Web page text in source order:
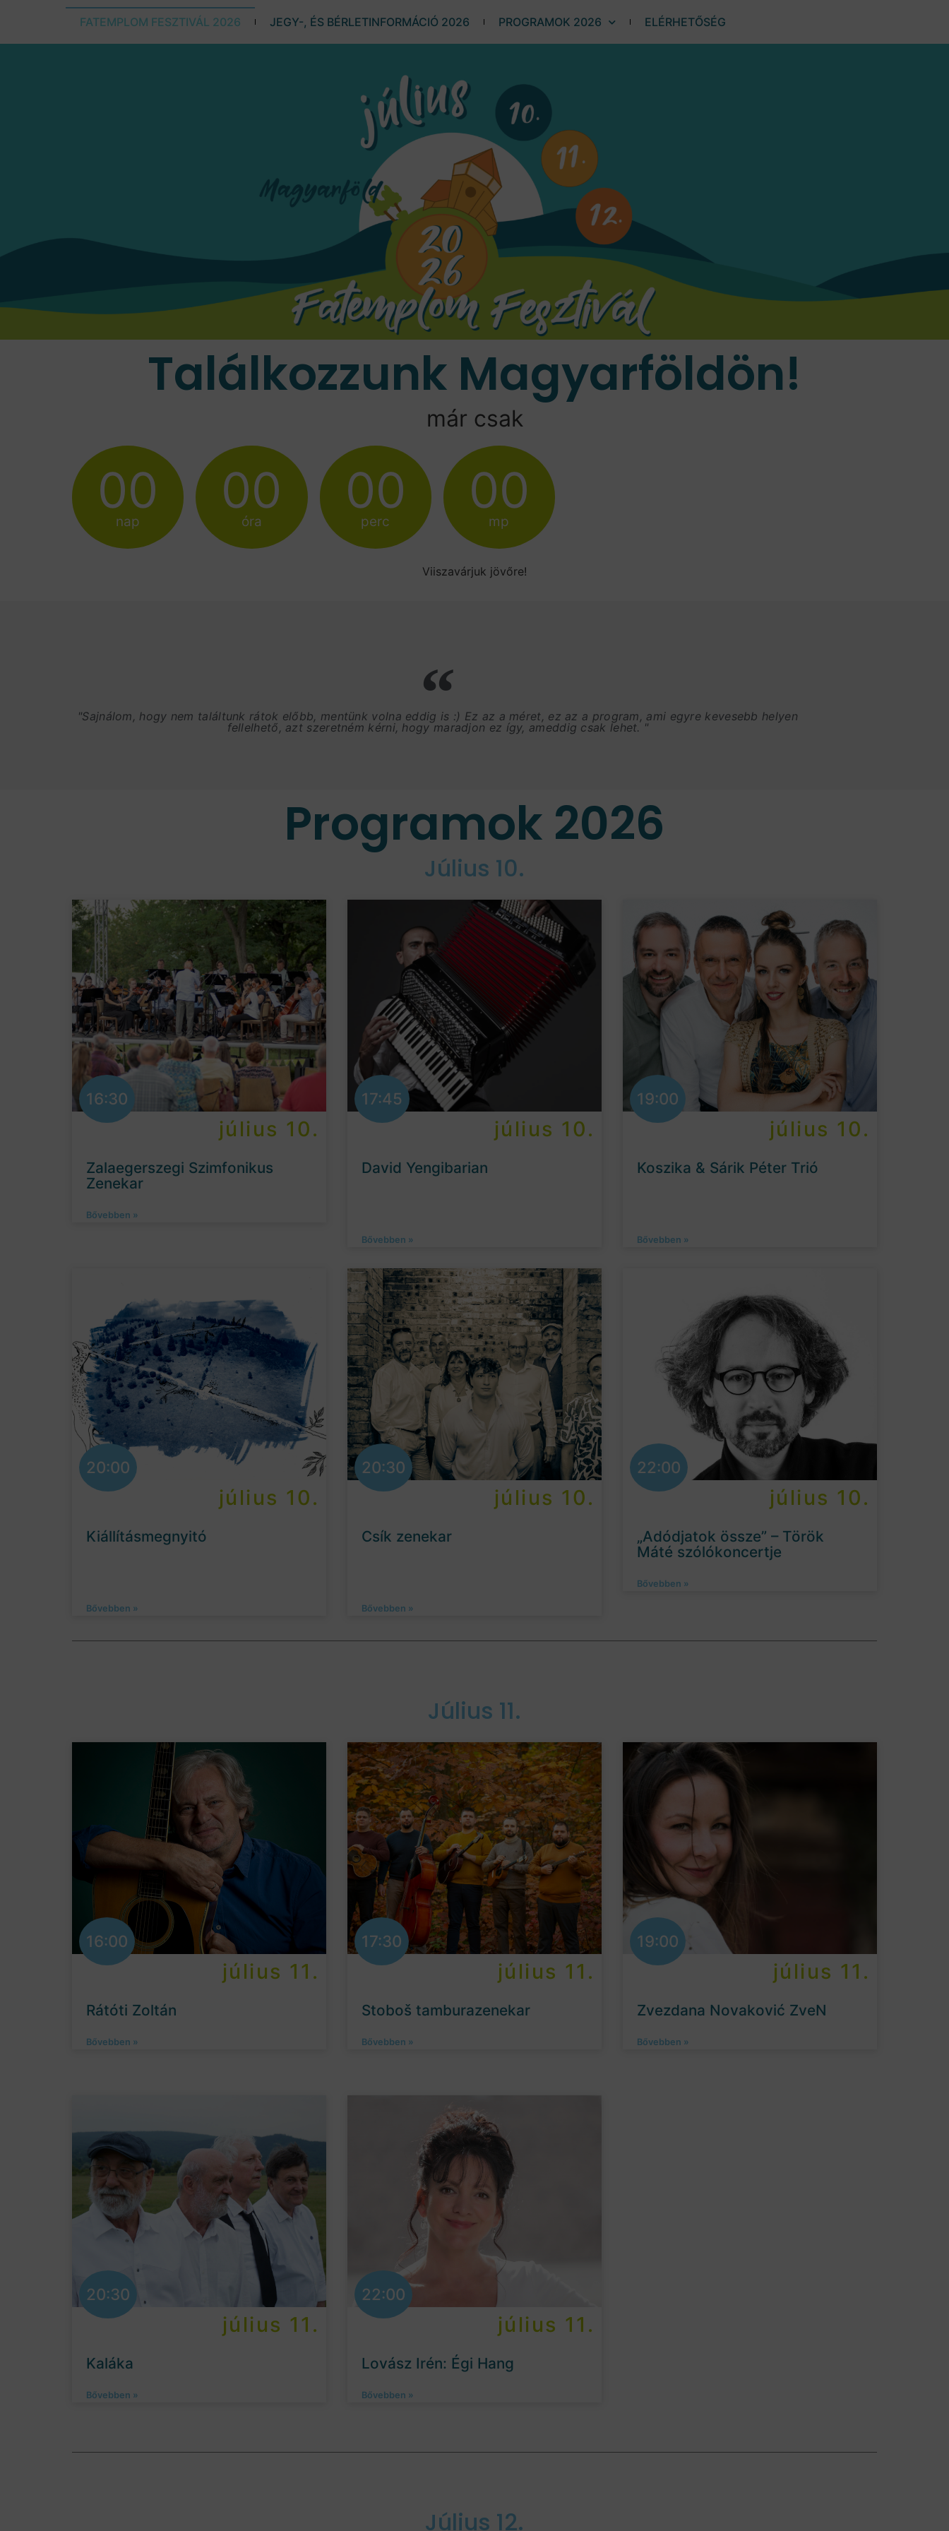
FATEMPLOM FESZTIVÁL 2026 JEGY-, ÉS BÉRLETINFORMÁCIÓ 2026 PROGRAMOK 2026 ELÉRHETŐSÉG
Találkozzunk Magyarföldön!
már csak
00
nap
00
óra
00
perc
00
mp
Viiszavárjuk jövőre!
"Sajnálom, hogy nem találtunk rátok előbb, mentünk volna eddig is :) Ez az a méret, ez az a program, ami egyre kevesebb helyen
fellelhető, azt szeretném kérni, hogy maradjon ez így, ameddig csak lehet. "
Programok 2026
Július 10.
16:30
július 10.
Zalaegerszegi Szimfonikus
Zenekar
Bővebben »
17:45
július 10.
David Yengibarian
Bővebben »
19:00
július 10.
Koszika & Sárik Péter Trió
Bővebben »
20:00
július 10.
Kiállításmegnyitó
Bővebben »
20:30
július 10.
Csík zenekar
Bővebben »
22:00
július 10.
„Adódjatok össze” – Török
Máté szólókoncertje
Bővebben »
Július 11.
16:00
július 11.
Rátóti Zoltán
Bővebben »
17:30
július 11.
Stoboš tamburazenekar
Bővebben »
19:00
július 11.
Zvezdana Novaković ZveN
Bővebben »
20:30
július 11.
Kaláka
Bővebben »
22:00
július 11.
Lovász Irén: Égi Hang
Bővebben »
Július 12.